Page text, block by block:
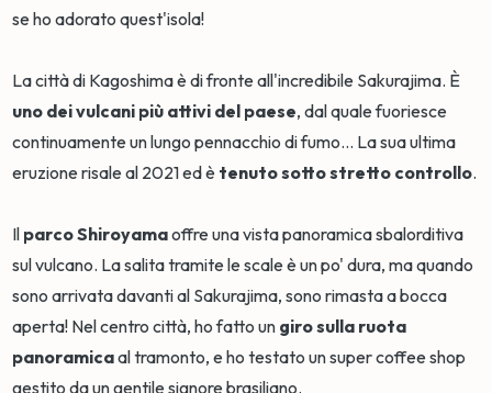
se ho adorato quest'isola!
La città di Kagoshima è di fronte all'incredibile Sakurajima. È
uno dei vulcani più attivi del paese, dal quale fuoriesce
continuamente un lungo pennacchio di fumo... La sua ultima
eruzione risale al 2021 ed è tenuto sotto stretto controllo.
Il parco Shiroyamaoffre una vista panoramica sbalorditiva
sul vulcano. La salita tramite le scale è un po' dura, ma quando
sono arrivata davanti al Sakurajima, sono rimasta a bocca
aperta! Nel centro città, ho fatto un giro sulla ruota
panoramicaal tramonto, e ho testato un super coffee shop
gestito da un gentile signore brasiliano.